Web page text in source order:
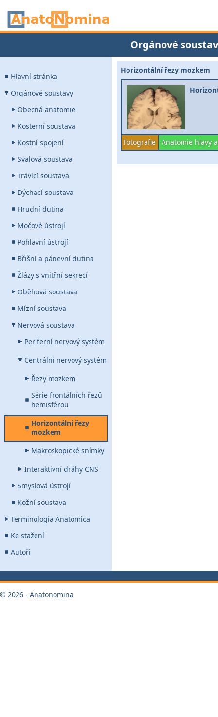
Orgánové
Hlavní stránka
Orgánové soustavy
Obecná anatomie
Kosterní soustava
Kostní spojení
Svalová soustava
Trávicí soustava
Dýchací soustava
Hrudní dutina
Močové ústrojí
Pohlavní ústrojí
Břišní a pánevní dutina
Žlázy s vnitřní sekrecí
Oběhová soustava
Mízní soustava
Nervová soustava
Periferní nervový systém
Centrální nervový systém
Řezy mozkem
Série frontálních řezů
hemisférou
Horizontální řezy
mozkem
Makroskopické snímky
Interaktivní dráhy CNS
Smyslová ústrojí
Kožní soustava
Terminologia Anatomica
Ke stažení
Autoři
Horizontální řezy mozkem
Fotografie Anatomie hlavy
© 2026 - Anatonomina